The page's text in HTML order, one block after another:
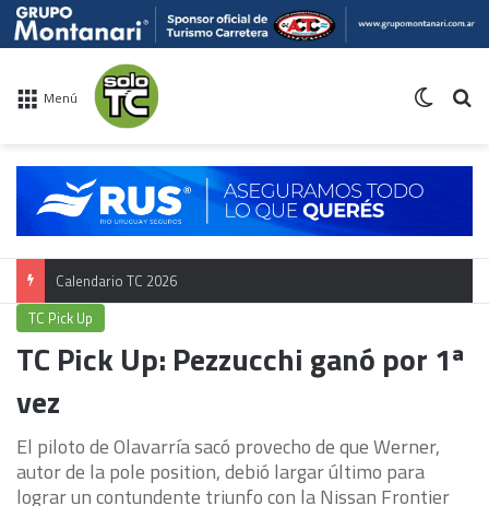
Menú
Calendario TC 2026
TC Pick Up
TC Pick Up: Pezzucchi ganó por 1ª
vez
El piloto de Olavarría sacó provecho de que Werner,
autor de la pole position, debió largar último para
lograr un contundente triunfo con la Nissan Frontier